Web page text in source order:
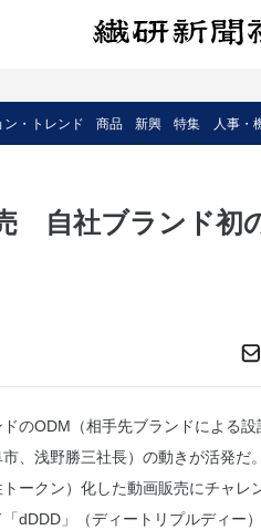
ン・トレンド 商品 新興 特集 人事・
自社ブランド初
のODM（相手先ブランドによる設
、浅野勝三社長）の動きが活発だ
ークン）化した動画販売にチャレ
dDDD」（ディートリプルディー